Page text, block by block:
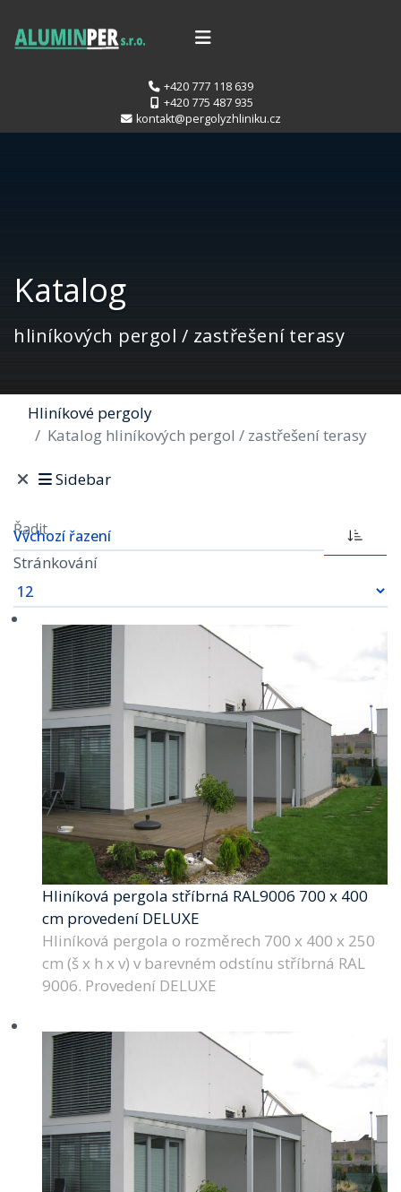
+420 777 118 639
+420 775 487 935
kontakt@pergolyzhliniku.cz
Katalog
hliníkových pergol / zastřešení terasy
Hliníkové pergoly
Katalog hliníkových pergol / zastřešení terasy
Sidebar
Řadit
Stránkování
Hliníková pergola stříbrná RAL9006 700 x 400
cm provedení DELUXE
Hliníková pergola o rozměrech 700 x 400 x 250
cm (š x h x v) v barevném odstínu stříbrná RAL
9006. Provedení DELUXE